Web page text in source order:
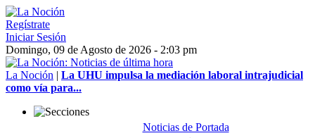
Regístrate
Iniciar Sesión
Domingo, 09 de Agosto de 2026 - 2:03 pm
La Noción | La UHU impulsa la mediación laboral intrajudicial
como vía para...
Noticias de Portada